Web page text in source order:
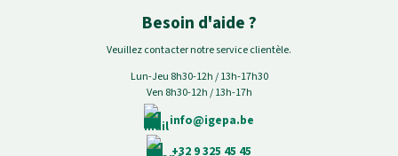
Besoin d'aide ?
Veuillez contacter notre service clientèle.
Lun-Jeu 8h30-12h / 13h-17h30
Ven 8h30-12h / 13h-17h
info@igepa.be
+32 9 325 45 45